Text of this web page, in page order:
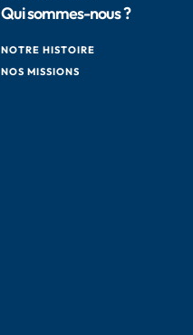
Qui sommes-nous ?
NOTRE HISTOIRE
NOS MISSIONS